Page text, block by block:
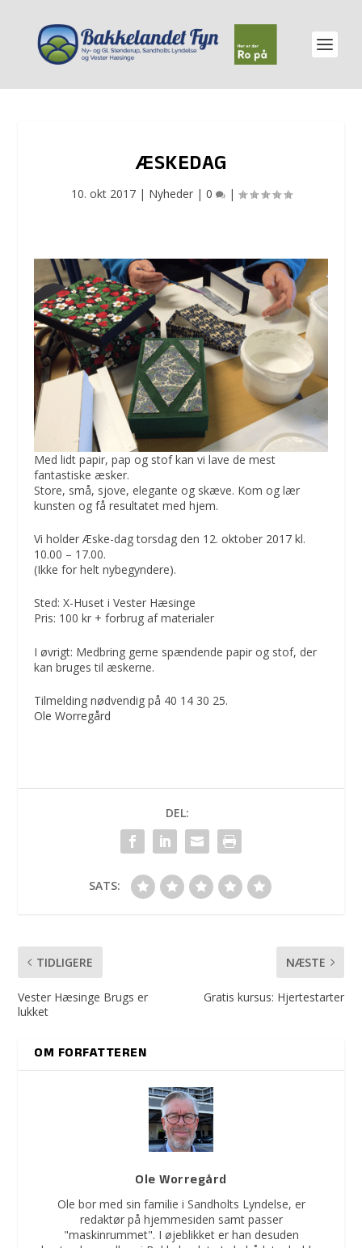
ÆSKEDAG
10. okt 2017| Nyheder| 0 |
Med lidt papir, pap og stof kan vi lave de mest
fantastiske æsker.
Store, små, sjove, elegante og skæve. Kom og lær
kunsten og få resultatet med hjem.
Vi holder Æske-dag torsdag den 12. oktober 2017 kl.
10.00 – 17.00.
(Ikke for helt nybegyndere).
Sted: X-Huset i Vester Hæsinge
Pris: 100 kr + forbrug af materialer
I øvrigt: Medbring gerne spændende papir og stof, der
kan bruges til æskerne.
Tilmelding nødvendig på 40 14 30 25.
Ole Worregård
DEL:
SATS:
TIDLIGERE
Vester Hæsinge Brugs er
lukket
NÆSTE
Gratis kursus: Hjertestarter
OM FORFATTEREN
Ole Worregård
Ole bor med sin familie i Sandholts Lyndelse, er
redaktør på hjemmesiden samt passer
"maskinrummet". I øjeblikket er han desuden